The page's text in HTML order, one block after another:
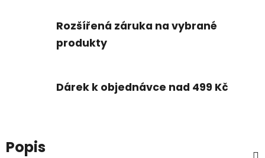
Rozšířená záruka na vybrané
produkty
Dárek k objednávce nad 499 Kč
Popis